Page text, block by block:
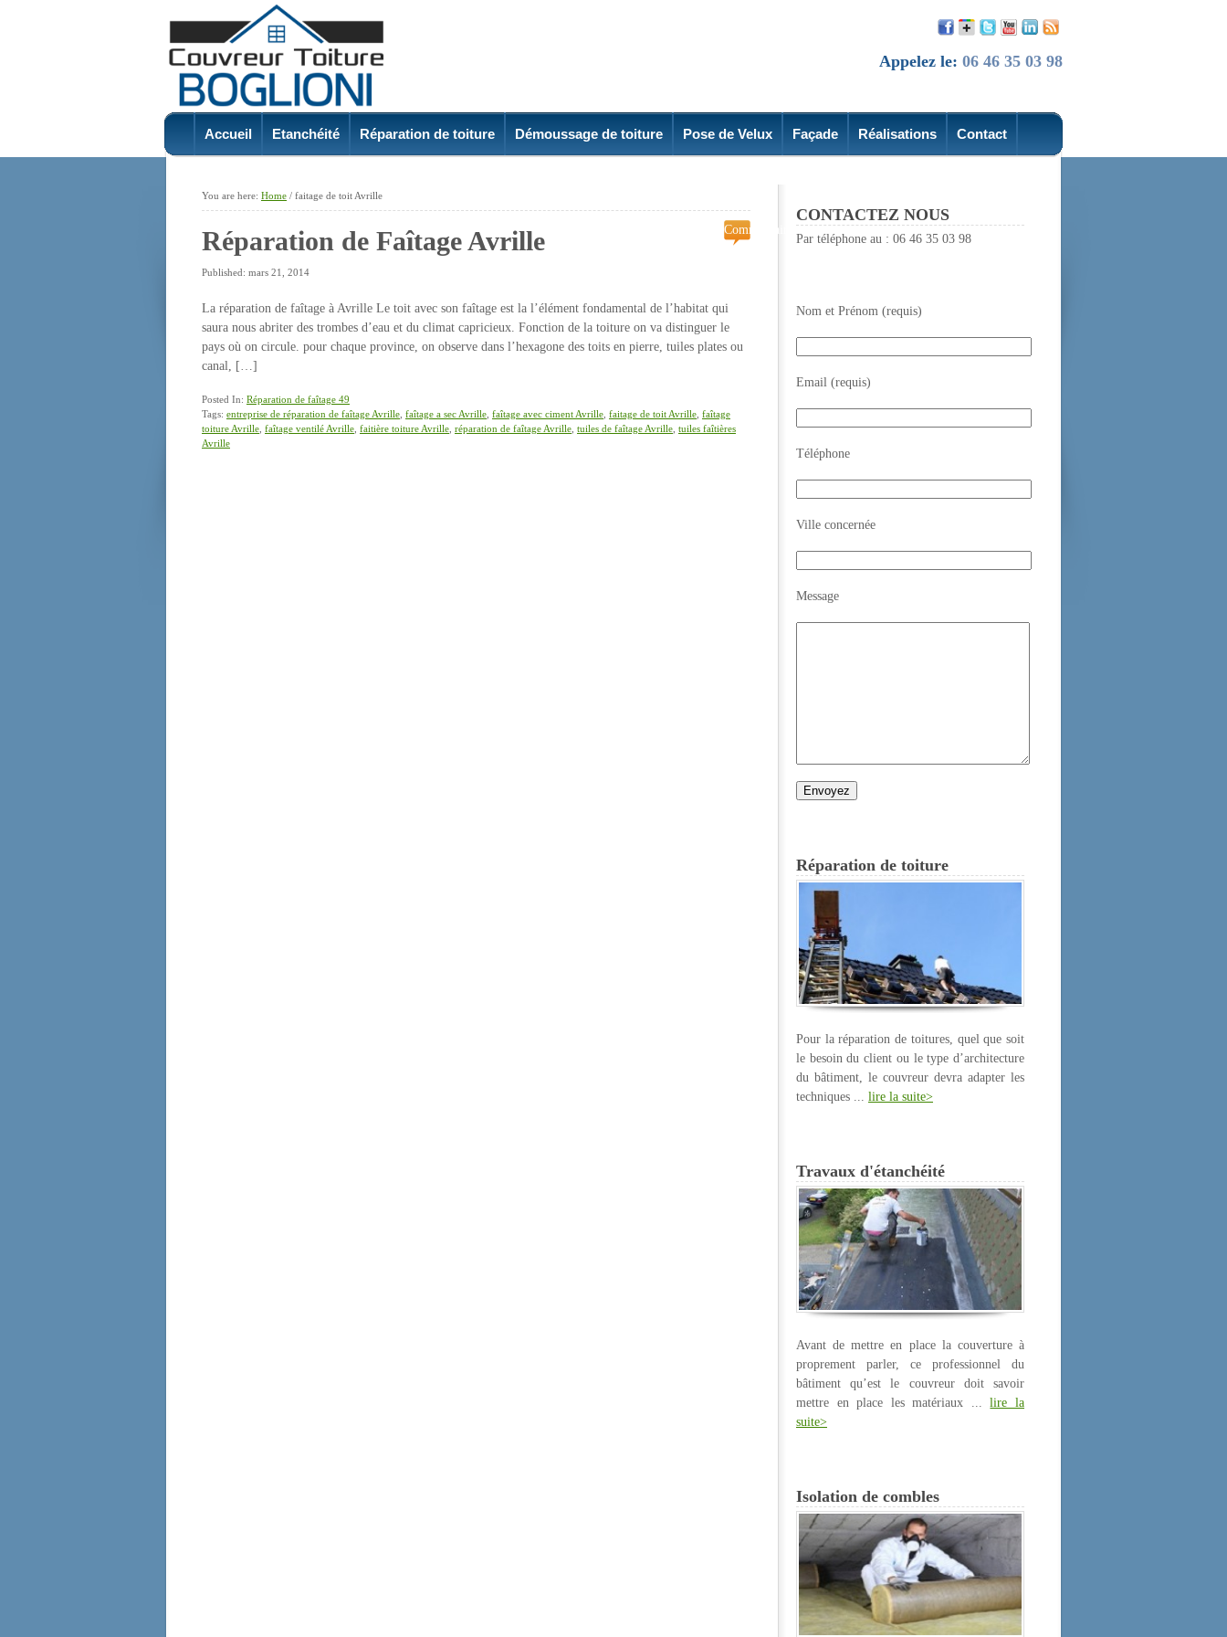
Appelez le: 06 46 35 03 98
Accueil Etanchéité Réparation de toiture Démoussage de toiture Pose de Velux Façade Réalisations Contact
You are here: Home / faitage de toit Avrille
Réparation de Faîtage Avrille
Commentaires
fermés
de
Faîtage
Avrille
Published: mars 21, 2014
La réparation de faîtage à Avrille Le toit avec son faîtage est la l’élément fondamental de l’habitat qui
saura nous abriter des trombes d’eau et du climat capricieux. Fonction de la toiture on va distinguer le
pays où on circule. pour chaque province, on observe dans l’hexagone des toits en pierre, tuiles plates ou
canal, […]
Posted In: Réparation de faîtage 49
Tags: entreprise de réparation de faîtage Avrille faîtage a sec Avrille faîtage avec ciment Avrille faitage de toit Avrille faîtage
toiture Avrille faîtage ventilé Avrille faitière toiture Avrille réparation de faîtage Avrille tuiles de faîtage Avrille tuiles faîtières
Avrille
CONTACTEZ NOUS
Par téléphone au : 06 46 35 03 98
Nom et Prénom (requis)
Email (requis)
Téléphone
Ville concernée
Message
Réparation de toiture
Pour la réparation de toitures, quel que soit
le besoin du client ou le type d’architecture
du bâtiment, le couvreur devra adapter les
techniques ... lire la suite>
Travaux d'étanchéité
Avant de mettre en place la couverture à
proprement parler, ce professionnel du
bâtiment qu’est le couvreur doit savoir
mettre en place les matériaux ...lire la
suite>
Isolation de combles